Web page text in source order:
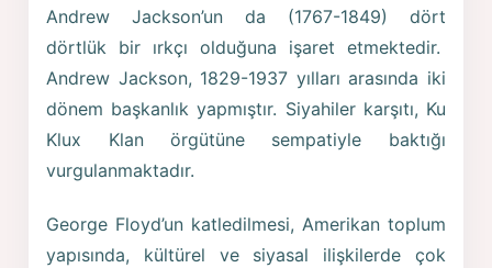
Andrew Jackson’un da (1767-1849) dört
dörtlük bir ırkçı olduğuna işaret etmektedir.
Andrew Jackson, 1829-1937 yılları arasında iki
dönem başkanlık yapmıştır. Siyahiler karşıtı, Ku
Klux Klan örgütüne sempatiyle baktığı
vurgulanmaktadır.
George Floyd’un katledilmesi, Amerikan toplum
yapısında, kültürel ve siyasal ilişkilerde çok